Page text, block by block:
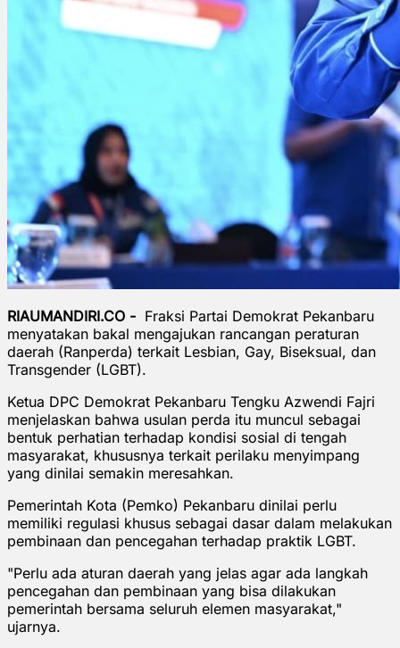
RIAUMANDIRI.CO - Fraksi Partai Demokrat Pekanbaru
menyatakan bakal mengajukan rancangan peraturan
daerah (Ranperda) terkait Lesbian, Gay, Biseksual, dan
Transgender (LGBT).
Ketua DPC Demokrat Pekanbaru Tengku Azwendi Fajri
menjelaskan bahwa usulan perda itu muncul sebagai
bentuk perhatian terhadap kondisi sosial di tengah
masyarakat, khususnya terkait perilaku menyimpang
yang dinilai semakin meresahkan.
Pemerintah Kota (Pemko) Pekanbaru dinilai perlu
memiliki regulasi khusus sebagai dasar dalam melakukan
pembinaan dan pencegahan terhadap praktik LGBT.
"Perlu ada aturan daerah yang jelas agar ada langkah
pencegahan dan pembinaan yang bisa dilakukan
pemerintah bersama seluruh elemen masyarakat,"
ujarnya.